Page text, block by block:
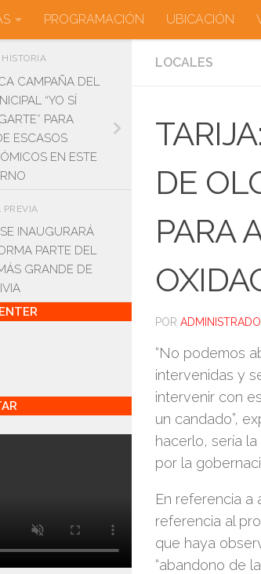
PROGRAMACIÓN UBICACIÓN
LOCALES
DE
PARA
POR
“No podemos
intervenidas y
intervenir con
un candado”,
hacerlo, sería
por la
En referencia a
referencia al
que haya
“abandono de
CAMPAÑA DEL
“YO SÍ
PARA
ESCASOS
EN ESTE
PREVIA
INAUGURARÁ
PARTE DEL
GRANDE DE